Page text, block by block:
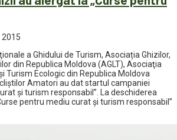
a Ghidului de Turism, Asociația Ghizilor,
din Republica Moldova (AGLT), Asociaţia
Turism Ecologic din Republica Moldova
Amatori au dat startul campaniei
și turism responsabil”. La deschiderea
pentru mediu curat și turism responsabil”